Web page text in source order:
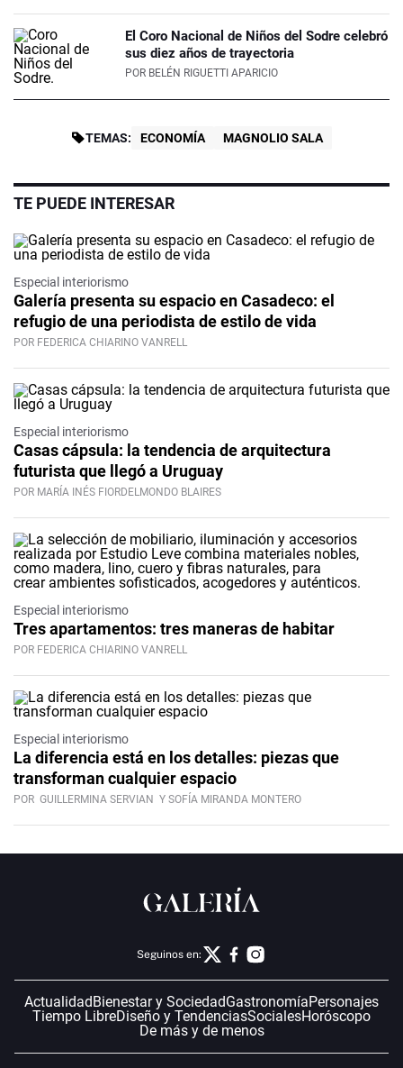
El Coro Nacional de Niños del Sodre celebró
sus diez años de trayectoria
POR BELÉN RIGUETTI APARICIO
TEMAS: ECONOMÍA MAGNOLIO SALA
TE PUEDE INTERESAR
Especial interiorismo
Galería presenta su espacio en Casadeco: el
refugio de una periodista de estilo de vida
POR FEDERICA CHIARINO VANRELL
Especial interiorismo
Casas cápsula: la tendencia de arquitectura
futurista que llegó a Uruguay
POR MARÍA INÉS FIORDELMONDO BLAIRES
Especial interiorismo
Tres apartamentos: tres maneras de habitar
POR FEDERICA CHIARINO VANRELL
Especial interiorismo
La diferencia está en los detalles: piezas que
transforman cualquier espacio
POR GUILLERMINA SERVIAN Y SOFÍA MIRANDA MONTERO
Seguinos en:
Actualidad Bienestar y SociedadGastronomíaPersonajes
Tiempo LibreDiseño y TendenciasSocialesHoróscopo
De más y de menos